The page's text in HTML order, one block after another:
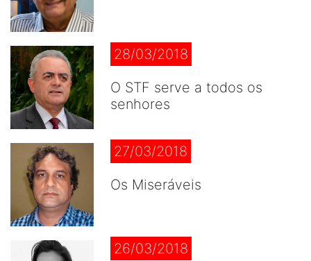
28/03/2018
O STF serve a todos os
senhores
27/03/2018
Os Miseráveis
26/03/2018